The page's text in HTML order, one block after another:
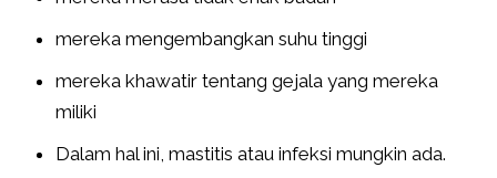
mereka mengembangkan suhu tinggi
mereka khawatir tentang gejala yang mereka
miliki
Dalam hal ini, mastitis atau infeksi mungkin ada.